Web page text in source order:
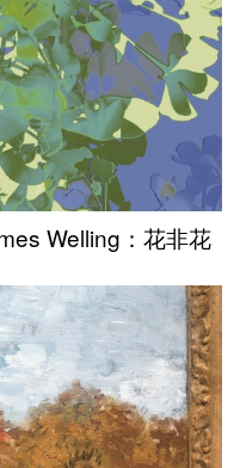
Welling：花非花